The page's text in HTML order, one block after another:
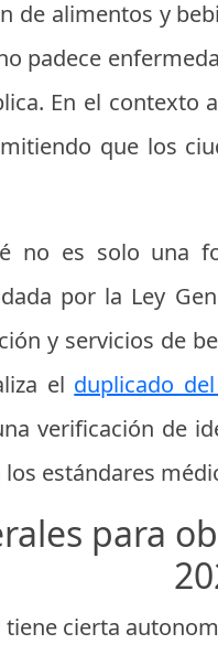
de alimentos y
padece
En el contexto
que los
no es solo una
por la Ley
y servicios de
el duplicado
verificación de
estándares
para
cierta